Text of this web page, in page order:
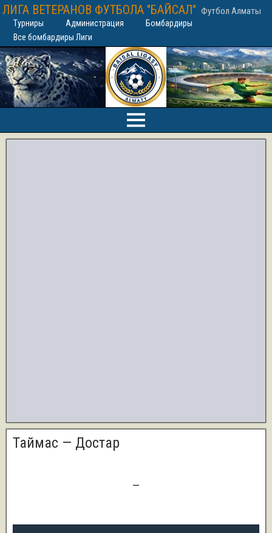
ЛИГА ВЕТЕРАНОВ ФУТБОЛА "БАЙСАЛ" Футбол Алматы
Турниры Администрация
Бомбардиры
Все бомбардиры Лиги
Таймас — Достар
—